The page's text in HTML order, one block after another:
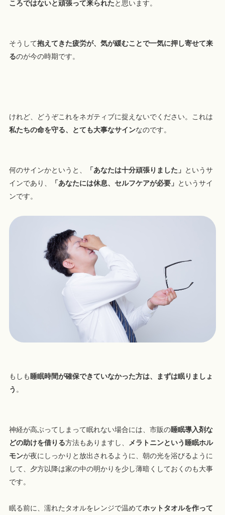
ころではないと頑張って来られたと思います。
そうして抱えてきた疲労が、気が緩むことで一気に押し寄せて来
るのが今の時期です。
けれど、どうぞこれをネガティブに捉えないでください。これは
私たちの命を守る、とても大事なサインなのです。
何のサインかというと、 「あなたは十分頑張りました」 というサ
インであり、
「あなたには休息、セルフケアが必要」 というサイ
ンです。
もしも睡眠時間が確保できていなかった方は、まずは眠りましょ
う 。
神経が高ぶってしまって眠れない場合には、市販の睡眠導入剤な
どの助けを借りる方法もありますし、
メラトニンという睡眠ホル
モンが夜にしっかりと放出されるように、朝の光を浴びるように
して、夕方以降は家の中の明かりを少し薄暗くしておくのも大事
です。
眠る前に、濡れたタオルをレンジで温めてホットタオルを作って